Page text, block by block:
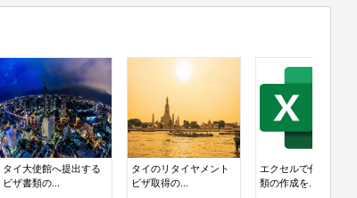
タイ大使館へ提出する
ビザ書類の...
タイのリタイヤメント
ビザ取得の...
エクセルで作成する書
類の作成を...